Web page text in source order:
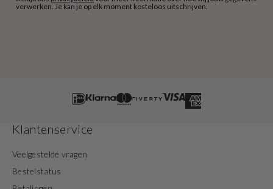
verwerken. Je kan je op elk moment kosteloos uitschrijven.
Klantenservice
Veelgestelde vragen
Bestelstatus